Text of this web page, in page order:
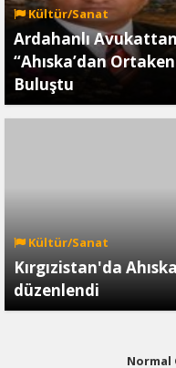
Kültür/Sanat
Ardahanlı
“Ahıska’dan
Buluştu
Kültür/Sanat
Kırgızistan'da
düzenlendi
Normal